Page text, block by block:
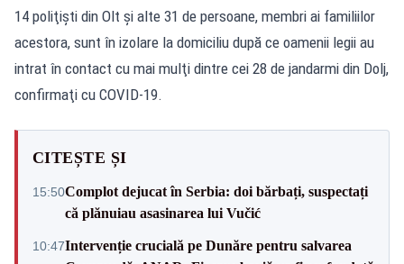
14 poliţişti din Olt şi alte 31 de persoane, membri ai familiilor
acestora, sunt în izolare la domiciliu după ce oamenii legii au
intrat în contact cu mai mulţi dintre cei 28 de jandarmi din Dolj,
confirmaţi cu COVID-19.
CITEȘTE ȘI
15:50Complot dejucat în Serbia: doi bărbați, suspectați
că plănuiau asasinarea lui Vučić
10:47Intervenție crucială pe Dunăre pentru salvarea